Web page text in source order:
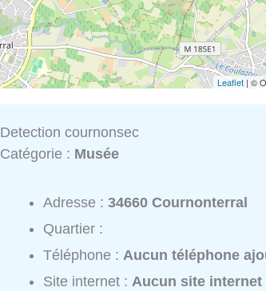
Leaflet| ©
Detection cournonsec
Catégorie : Musée
Adresse :34660 Cournonterral
Quartier :
Téléphone :Aucun téléphone
Site internet :Aucun site internet